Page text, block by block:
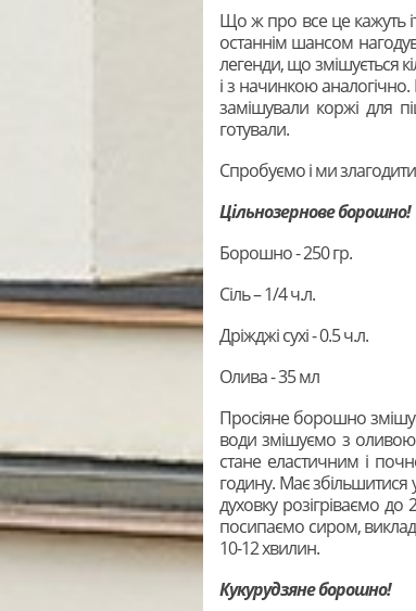
Що ж про все це кажуть
останнім шансом
легенди, що змішується
і з начинкою
замішували коржі для
готували.
Спробуємо і ми
Цільнозернове борошно!
Борошно - 250 гр.
Сіль – 1/4 ч.л.
Дріжджі сухі - 0.5 ч.л.
Олива - 35 мл
Просіяне борошно
води змішуємо з
стане еластичним і
годину. Має
духовку розігріваємо
посипаємо сиром,
10-12 хвилин.
Кукурудзяне борошно!